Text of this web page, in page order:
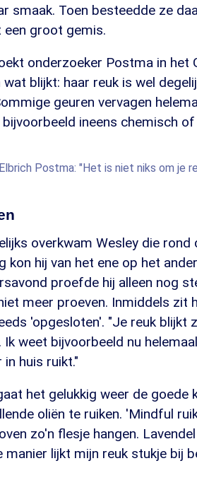
smaak. Toen besteedde ze
een groot gemis.
onderzoeker Postma in het
blijkt: haar reuk is wel
geuren vervagen
ineens chemisch of
Postma: "Het is niet niks om je
overkwam Wesley die rond
kon hij van het ene op het
proefde hij alleen nog
meer proeven. Inmiddels zit
'opgesloten'. "Je reuk blijkt
Ik weet bijvoorbeeld nu
in huis ruikt."
het gelukkig weer de
oliën te ruiken. 'Mindful
zo'n flesje hangen.
manier lijkt mijn reuk stukje bij